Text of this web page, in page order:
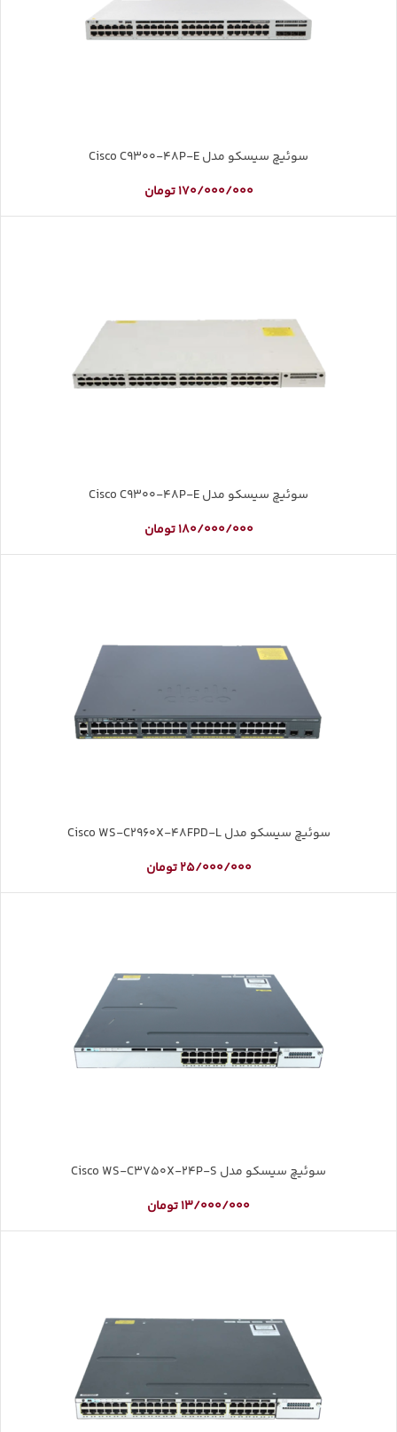
سوئیچ سیسکو مدل Cisco C9300-48P-E
170/000/000 تومان
سوئیچ سیسکو مدل Cisco C9300-48P-E
180/000/000 تومان
سوئیچ سیسکو مدل Cisco WS-C2960X-48FPD-L
25/000/000 تومان
سوئیچ سیسکو مدل Cisco WS-C3750X-24P-S
13/000/000تومان